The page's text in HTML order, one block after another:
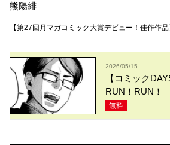
熊陽緋
【第27回月マガコミック大賞デビュー！佳作作品
2026/05/15
【コミック
RUN！RUN！
無料